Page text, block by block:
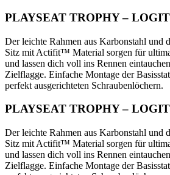
PLAYSEAT TROPHY –
Der leichte Rahmen aus Karbonstahl und
Sitz mit Actifit™️ Material sorgen für
und lassen dich voll ins Rennen
Zielflagge. Einfache Montage der
perfekt ausgerichteten Schraubenlöchern.
PLAYSEAT TROPHY –
Der leichte Rahmen aus Karbonstahl und
Sitz mit Actifit™️ Material sorgen für
und lassen dich voll ins Rennen
Zielflagge. Einfache Montage der